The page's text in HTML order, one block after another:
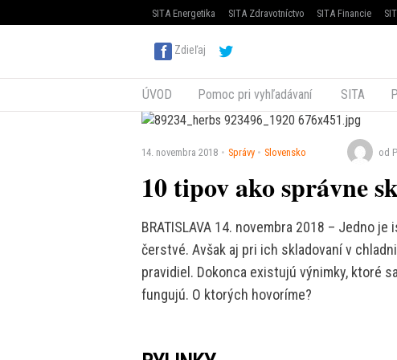
SITA Energetika SITA Zdravotníctvo SITA Financie
Zdieľaj
ÚVOD Pomoc pri vyhľadávaní SITA
14. novembra 2018 Správy Slovensko od
10 tipov ako správne
BRATISLAVA 14. novembra 2018 – Jedno
čerstvé. Avšak aj pri ich skladovaní v
pravidiel. Dokonca existujú výnimky, ktoré
fungujú. O ktorých hovoríme?